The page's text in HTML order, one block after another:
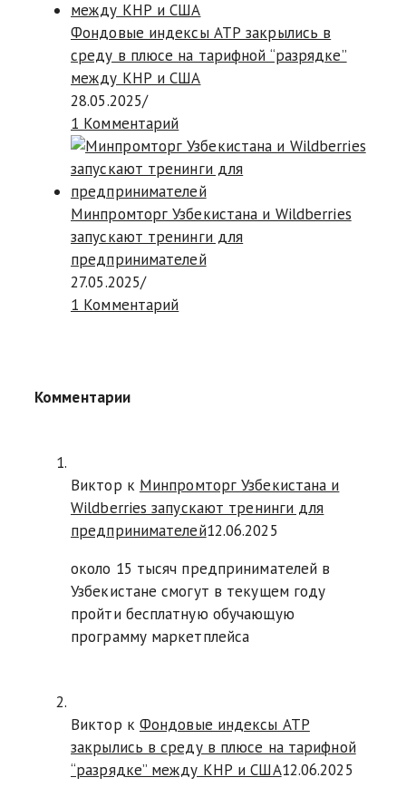
Фондовые индексы АТР закрылись в
среду в плюсе на тарифной “разрядке”
между КНР и США
28.05.2025/
1 Комментарий
Минпромторг Узбекистана и Wildberries
запускают тренинги для
предпринимателей
27.05.2025/
1 Комментарий
Комментарии
Виктор к Минпромторг Узбекистана и
Wildberries запускают тренинги для
предпринимателей12.06.2025
около 15 тысяч предпринимателей в
Узбекистане смогут в текущем году
пройти бесплатную обучающую
программу маркетплейса
Виктор к Фондовые индексы АТР
закрылись в среду в плюсе на тарифной
“разрядке” между КНР и США12.06.2025